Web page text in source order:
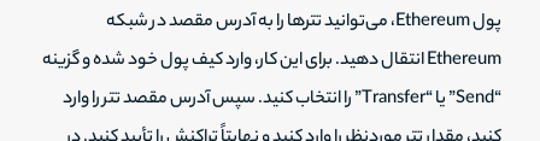
پول Ethereum، می‌توانید تترها را به آدرس مقصد در شبکه
Ethereum انتقال دهید. برای این کار، وارد کیف پول خود شده و گزینه
“Send” یا “Transfer” را انتخاب کنید. سپس آدرس مقصد تتر را وارد